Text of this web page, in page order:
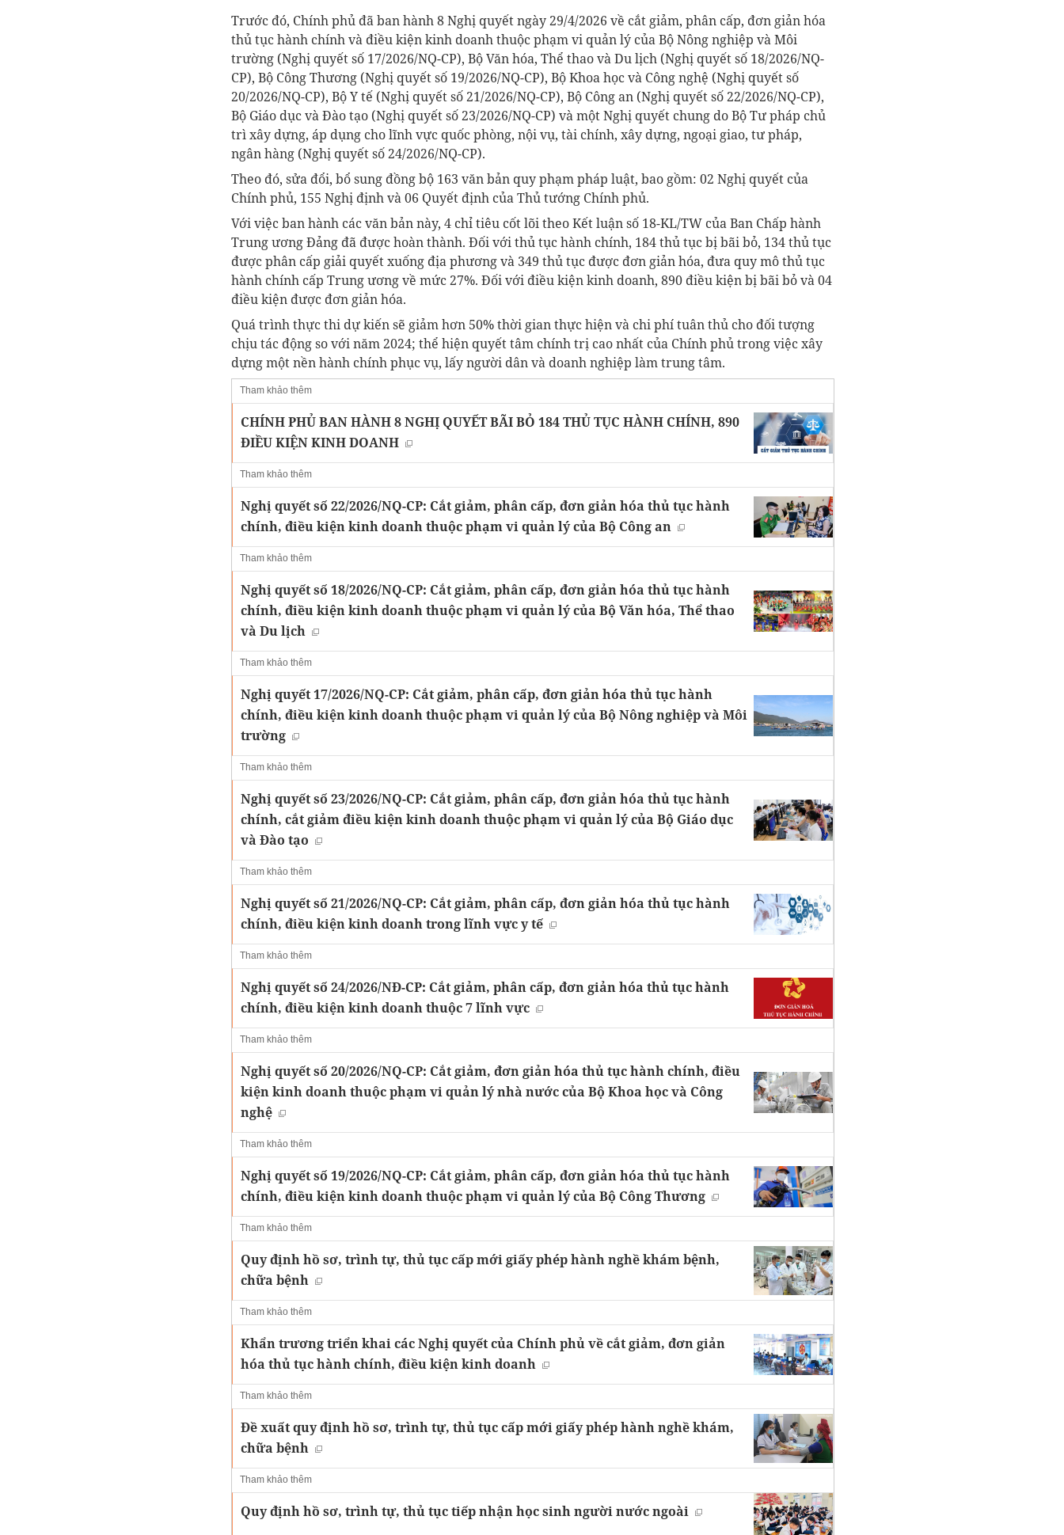
Trước đó, Chính phủ đã ban hành 8 Nghị quyết ngày 29/4/2026 về cắt giảm, phân cấp, đơn giản hóa
thủ tục hành chính và điều kiện kinh doanh thuộc phạm vi quản lý của Bộ Nông nghiệp và Môi
trường (Nghị quyết số 17/2026/NQ-CP), Bộ Văn hóa, Thể thao và Du lịch (Nghị quyết số 18/2026/NQ-
CP), Bộ Công Thương (Nghị quyết số 19/2026/NQ-CP), Bộ Khoa học và Công nghệ (Nghị quyết số
20/2026/NQ-CP), Bộ Y tế (Nghị quyết số 21/2026/NQ-CP), Bộ Công an (Nghị quyết số 22/2026/NQ-CP),
Bộ Giáo dục và Đào tạo (Nghị quyết số 23/2026/NQ-CP) và một Nghị quyết chung do Bộ Tư pháp chủ
trì xây dựng, áp dụng cho lĩnh vực quốc phòng, nội vụ, tài chính, xây dựng, ngoại giao, tư pháp,
ngân hàng (Nghị quyết số 24/2026/NQ-CP).
Theo đó, sửa đổi, bổ sung đồng bộ 163 văn bản quy phạm pháp luật, bao gồm: 02 Nghị quyết của
Chính phủ, 155 Nghị định và 06 Quyết định của Thủ tướng Chính phủ.
Với việc ban hành các văn bản này, 4 chỉ tiêu cốt lõi theo Kết luận số 18-KL/TW của Ban Chấp hành
Trung ương Đảng đã được hoàn thành. Đối với thủ tục hành chính, 184 thủ tục bị bãi bỏ, 134 thủ tục
được phân cấp giải quyết xuống địa phương và 349 thủ tục được đơn giản hóa, đưa quy mô thủ tục
hành chính cấp Trung ương về mức 27%. Đối với điều kiện kinh doanh, 890 điều kiện bị bãi bỏ và 04
điều kiện được đơn giản hóa.
Quá trình thực thi dự kiến sẽ giảm hơn 50% thời gian thực hiện và chi phí tuân thủ cho đối tượng
chịu tác động so với năm 2024; thể hiện quyết tâm chính trị cao nhất của Chính phủ trong việc xây
dựng một nền hành chính phục vụ, lấy người dân và doanh nghiệp làm trung tâm.
Tham khảo thêm
CHÍNH PHỦ BAN HÀNH 8 NGHỊ QUYẾT BÃI BỎ 184 THỦ TỤC HÀNH CHÍNH, 890
ĐIỀU KIỆN KINH DOANH
Tham khảo thêm
Nghị quyết số 22/2026/NQ-CP: Cắt giảm, phân cấp, đơn giản hóa thủ tục hành
chính, điều kiện kinh doanh thuộc phạm vi quản lý của Bộ Công an
Tham khảo thêm
Nghị quyết số 18/2026/NQ-CP: Cắt giảm, phân cấp, đơn giản hóa thủ tục hành
chính, điều kiện kinh doanh thuộc phạm vi quản lý của Bộ Văn hóa, Thể thao
và Du lịch
Tham khảo thêm
Nghị quyết 17/2026/NQ-CP: Cắt giảm, phân cấp, đơn giản hóa thủ tục hành
chính, điều kiện kinh doanh thuộc phạm vi quản lý của Bộ Nông nghiệp và Môi
trường
Tham khảo thêm
Nghị quyết số 23/2026/NQ-CP: Cắt giảm, phân cấp, đơn giản hóa thủ tục hành
chính, cắt giảm điều kiện kinh doanh thuộc phạm vi quản lý của Bộ Giáo dục
và Đào tạo
Tham khảo thêm
Nghị quyết số 21/2026/NQ-CP: Cắt giảm, phân cấp, đơn giản hóa thủ tục hành
chính, điều kiện kinh doanh trong lĩnh vực y tế
Tham khảo thêm
Nghị quyết số 24/2026/NĐ-CP: Cắt giảm, phân cấp, đơn giản hóa thủ tục hành
chính, điều kiện kinh doanh thuộc 7 lĩnh vực
Tham khảo thêm
Nghị quyết số 20/2026/NQ-CP: Cắt giảm, đơn giản hóa thủ tục hành chính, điều
kiện kinh doanh thuộc phạm vi quản lý nhà nước của Bộ Khoa học và Công
nghệ
Tham khảo thêm
Nghị quyết số 19/2026/NQ-CP: Cắt giảm, phân cấp, đơn giản hóa thủ tục hành
chính, điều kiện kinh doanh thuộc phạm vi quản lý của Bộ Công Thương
Tham khảo thêm
Quy định hồ sơ, trình tự, thủ tục cấp mới giấy phép hành nghề khám bệnh,
chữa bệnh
Tham khảo thêm
Khẩn trương triển khai các Nghị quyết của Chính phủ về cắt giảm, đơn giản
hóa thủ tục hành chính, điều kiện kinh doanh
Tham khảo thêm
Đề xuất quy định hồ sơ, trình tự, thủ tục cấp mới giấy phép hành nghề khám,
chữa bệnh
Tham khảo thêm
Quy định hồ sơ, trình tự, thủ tục tiếp nhận học sinh người nước ngoài